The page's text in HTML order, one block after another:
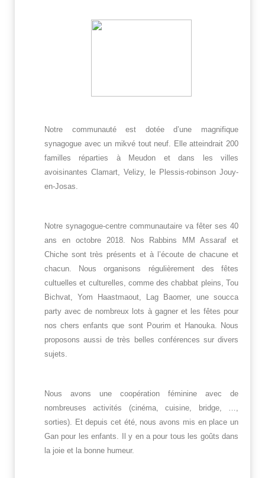
Notre communauté est dotée d’une magnifique
synagogue avec un mikvé tout neuf. Elle atteindrait 200
familles réparties à Meudon et dans les villes
avoisinantes Clamart, Velizy, le Plessis-robinson Jouy-
en-Josas.
Notre synagogue-centre communautaire va fêter ses 40
ans en octobre 2018. Nos Rabbins MM Assaraf et
Chiche sont très présents et à l’écoute de chacune et
chacun. Nous organisons régulièrement des fêtes
cultuelles et culturelles, comme des chabbat pleins, Tou
Bichvat, Yom Haastmaout, Lag Baomer, une soucca
party avec de nombreux lots à gagner et les fêtes pour
nos chers enfants que sont Pourim et Hanouka. Nous
proposons aussi de très belles conférences sur divers
sujets.
Nous avons une coopération féminine avec de
nombreuses activités (cinéma, cuisine, bridge, …,
sorties). Et depuis cet été, nous avons mis en place un
Gan pour les enfants. Il y en a pour tous les goûts dans
la joie et la bonne humeur.